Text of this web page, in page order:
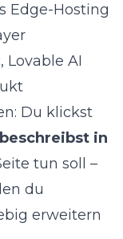
Edge-Hosting
Lovable AI
Du klickst
beschreibst in
tun soll –
du
erweitern